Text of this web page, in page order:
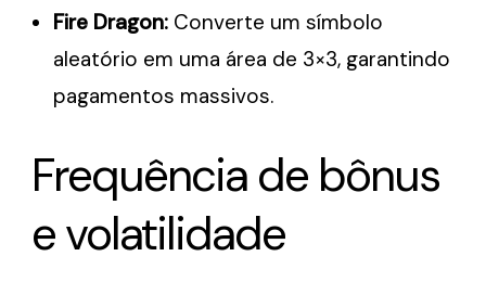
Fire Dragon: Converte um símbolo
aleatório em uma área de 3×3, garantindo
pagamentos massivos.
Frequência de bônus
e volatilidade